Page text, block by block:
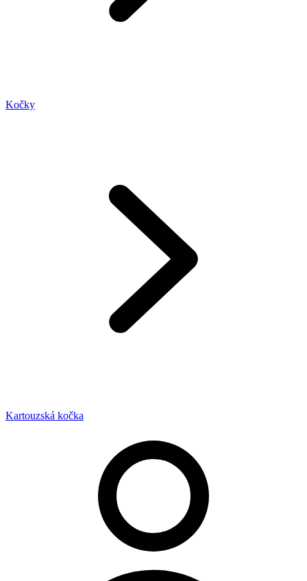
Kočky
Kartouzská kočka